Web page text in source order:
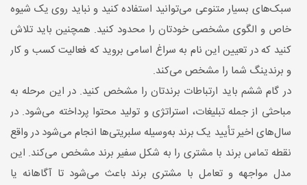
سبک‌های بسیار متنوعی می‌توانید استفاده کنید و نباید روی یک شیوه
خاص و الگوی مشخصی خودتان را محدود کنید. همچنین باید تلاش
کنید که در تعیین این نام به سراغ اسامی بروید که فعالیت کسب و کار
و برندینگ شما را مشخص می‌کند.
در گام ششم باید ارتباطات برندتان را مشخص کنید. در این مرحله به
مباحثی از جمله تبلیغات، استراتژی و تولید محتوا پرداخته می‌شود. در
سال‌های اخیر تأیید یک برند به‌وسیله سلبریتی‌ها انجام می‌شود در واقع
نقطه تماس برند با مشتری را به شکل سفیر برند مشخص می‌کند. این
مدل مواجهه و تعامل با مشتری برند باعث می‌شود تا آگاهانه یا